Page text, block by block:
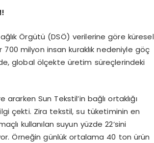
Örgütü (DSÖ) verilerine göre küresel
700 milyon insan kuraklık nedeniyle göç
global ölçekte üretim süreçlerindeki
Sun Tekstil’in bağlı ortaklığı
çekti. Zira tekstil, su tüketiminin en
kullanılan suyun yüzde 22’sini
Örneğin günlük ortalama 40 ton ürün